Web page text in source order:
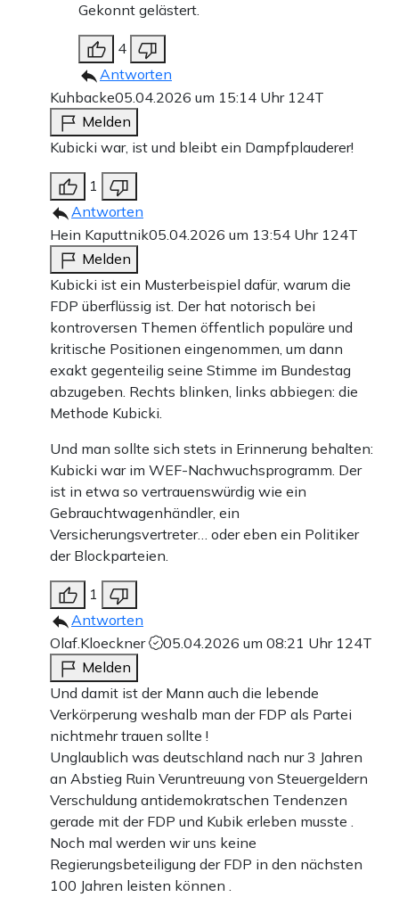
Gekonnt gelästert.
4
Antworten
Kuhbacke05.04.2026 um 15:14 Uhr 124T
Melden
Kubicki war, ist und bleibt ein Dampfplauderer!
1
Antworten
Hein Kaputtnik05.04.2026 um 13:54 Uhr 124T
Melden
Kubicki ist ein Musterbeispiel dafür, warum die
FDP überflüssig ist. Der hat notorisch bei
kontroversen Themen öffentlich populäre und
kritische Positionen eingenommen, um dann
exakt gegenteilig seine Stimme im Bundestag
abzugeben. Rechts blinken, links abbiegen: die
Methode Kubicki.
Und man sollte sich stets in Erinnerung behalten:
Kubicki war im WEF-Nachwuchsprogramm. Der
ist in etwa so vertrauenswürdig wie ein
Gebrauchtwagenhändler, ein
Versicherungsvertreter… oder eben ein Politiker
der Blockparteien.
1
Antworten
Olaf.Kloeckner
05.04.2026 um 08:21 Uhr 124T
Melden
Und damit ist der Mann auch die lebende
Verkörperung weshalb man der FDP als Partei
nichtmehr trauen sollte !
Unglaublich was deutschland nach nur 3 Jahren
an Abstieg Ruin Veruntreuung von Steuergeldern
Verschuldung antidemokratschen Tendenzen
gerade mit der FDP und Kubik erleben musste .
Noch mal werden wir uns keine
Regierungsbeteiligung der FDP in den nächsten
100 Jahren leisten können .